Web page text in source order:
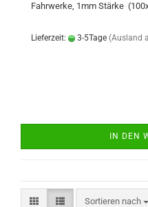
Fahrwerke, 1mm Stärke
Lieferzeit: 3-5Tage (Ausland
IN DEN
Sortieren nach
Sortieren nach